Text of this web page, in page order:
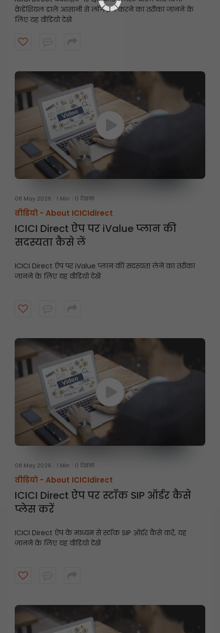
क्रेडेंशियल डाले आसानी से लॉग इन करने का तरीका जानने के
लिए यह वीडियो देखें
08 May 2026 1 Min 0 देखना
वीडियो - About ICICIdirect
ICICI Direct ऐप पर iValue प्लान की
सदस्यता कैसे लें
ICICI Direct ऐप पर iValue प्लान की सदस्यता लेने का तरीका
जानने के लिए यह वीडियो देखें
08 May 2026 1 Min 0 देखना
वीडियो - About ICICIdirect
ICICI Direct ऐप पर स्टॉक SIP ऑर्डर कैसे
प्लेस करें
ICICI Direct ऐप के माध्यम से स्टॉक SIP ऑर्डर कैसे करें, यह
जानने के लिए यह वीडियो देखें